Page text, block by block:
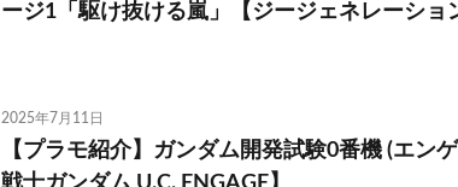
ージ1「駆け抜ける嵐」【ジージェネレーショ
2025年7月11日
【プラモ紹介】ガンダム開発試験0番機 (エン